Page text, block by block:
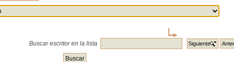
Buscar escritor en la lista